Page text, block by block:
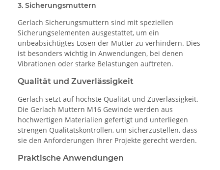
3. Sicherungsmuttern
Gerlach Sicherungsmuttern sind mit speziellen
Sicherungselementen ausgestattet, um ein
unbeabsichtigtes Lösen der Mutter zu verhindern. Dies
ist besonders wichtig in Anwendungen, bei denen
Vibrationen oder starke Belastungen auftreten.
Qualität und Zuverlässigkeit
Gerlach setzt auf höchste Qualität und Zuverlässigkeit.
Die Gerlach Muttern M16 Gewinde werden aus
hochwertigen Materialien gefertigt und unterliegen
strengen Qualitätskontrollen, um sicherzustellen, dass
sie den Anforderungen Ihrer Projekte gerecht werden.
Praktische Anwendungen